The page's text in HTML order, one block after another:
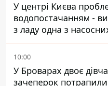
У центрі Києва
водопостачанням -
з ладу одна з
станцій
10:00
У Броварах двоє
зачеперок